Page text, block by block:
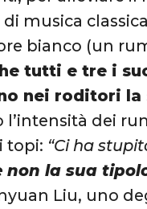
musica
bianco (un
tutti e tre i
nei roditori
dei
topi: “Ci ha
non la sua
Liu, uno